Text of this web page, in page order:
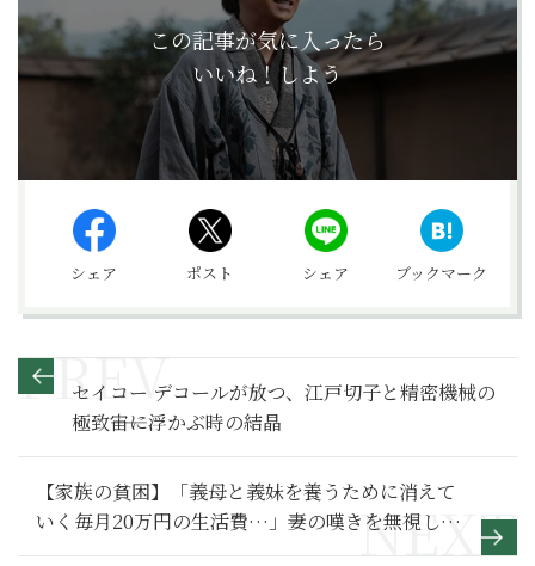
この記事が気に入ったら
いいね！しよう
シェア ポスト シェア ブックマーク
セイコー デコールが放つ、江戸切子と精密機械の
極致――宙に浮かぶ時の結晶
【家族の貧困】「義母と義妹を養うために消えて
いく毎月20万円の生活費…」妻の嘆きを無視した
夫の末路～その１～